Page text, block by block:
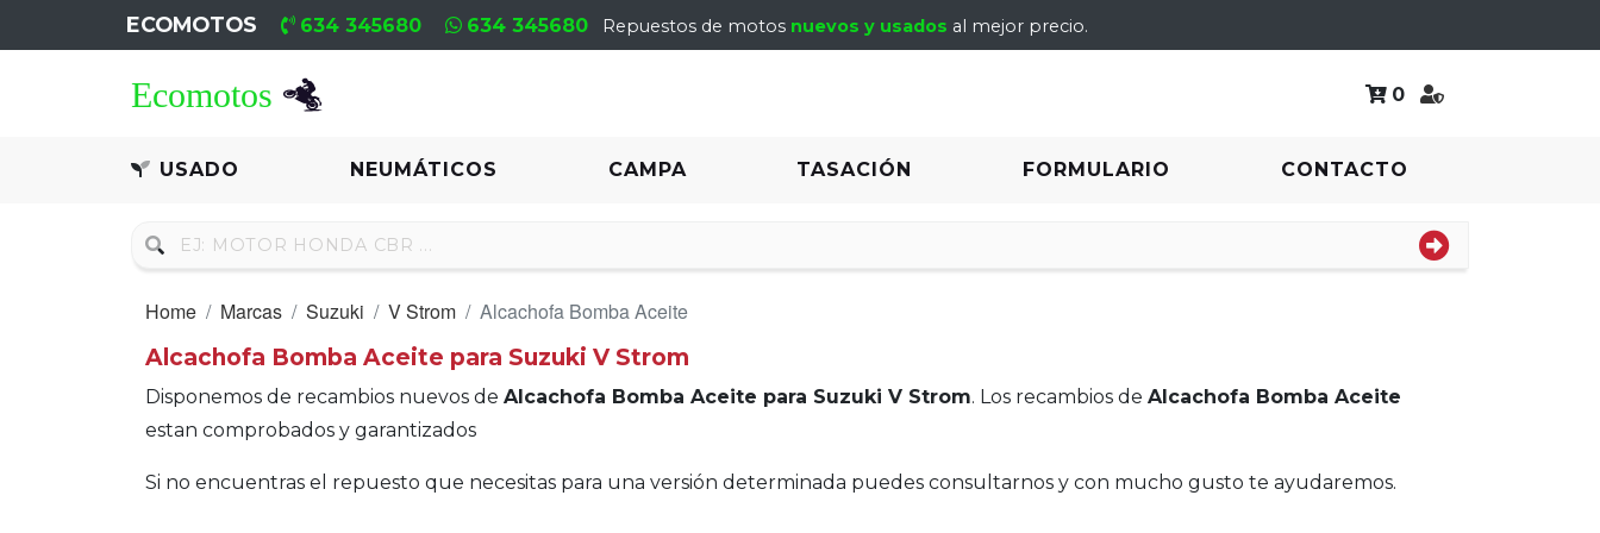
ECOMOTOS 634 345680 634 345680 Repuestos de motos nuevos y usados al mejor precio.
0
USADO NEUMÁTICOS CAMPA TASACIÓN FORMULARIO CONTACTO
Recambio
Neumáticos
Motores
Motores
Home Marcas Suzuki V Strom
Alcachofa Bomba Aceite
Alcachofa Bomba Aceite para Suzuki V Strom
Disponemos de recambios nuevos de Alcachofa Bomba Aceite para Suzuki V Strom. Los recambios de Alcachofa Bomba Aceite
estan comprobados y garantizados
Si no encuentras el repuesto que necesitas para una versión determinada puedes consultarnos y con mucho gusto te ayudaremos.